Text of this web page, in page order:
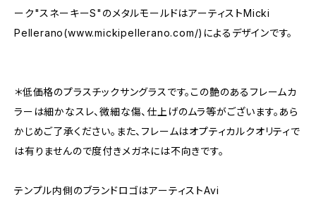
ーク"スネーキーS"のメタルモールドはアーティストMicki
Pellerano(www.mickipellerano.com/)によるデザインです。
＊低価格のプラスチックサングラスです。この艶のあるフレームカ
ラーは細かなスレ、微細な傷、仕上げのムラ等がございます。あら
かじめご了承ください。また、フレームはオプティカルクオリティで
は有りませんので度付きメガネには不向きです。
テンプル内側のブランドロゴはアーティストAvi